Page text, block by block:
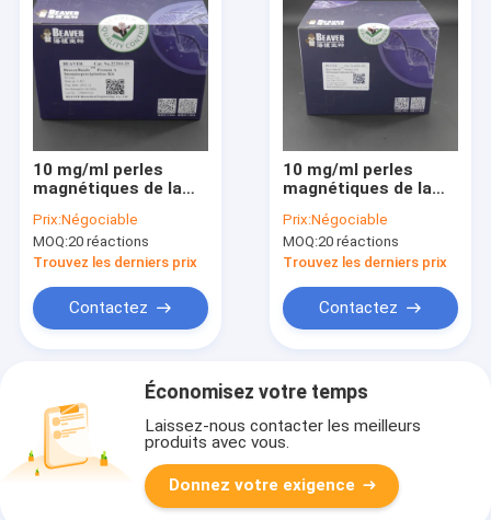
10 mg/ml perles
magnétiques de la
l'immunoprécipitation
20 réactions
Prix:Négociable
MOQ:20 réactions
Trouvez les derniers prix
Contactez
10 mg/ml perles
magnétiques de la
l'immunoprécipitation
100 réactions
Prix:Négociable
MOQ:20 réactions
Trouvez les derniers prix
Contactez
Économisez votre temps
Laissez-nous contacter les meilleurs
produits avec vous.
Donnez votre exigence